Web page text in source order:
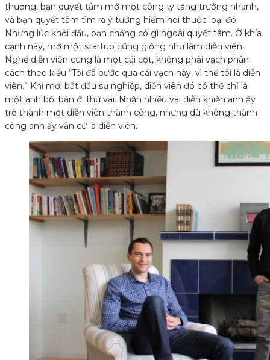
thường, bạn quyết tâm mở một công ty tăng trưởng nhanh,
và bạn quyết tâm tìm ra ý tưởng hiếm hoi thuộc loại đó.
Nhưng lúc khởi đầu, bạn chẳng có gì ngoài quyết tâm. Ở khía
cạnh này, mở một startup cũng giống như làm diễn viên.
Nghề diễn viên cũng là một cái cột, không phải vạch phân
cách theo kiểu “Tôi đã bước qua cái vạch này, vì thế tôi là diễn
viên.” Khi mới bắt đầu sự nghiệp, diễn viên đó có thể chỉ là
một anh bồi bàn đi thử vai. Nhận nhiều vai diễn khiến anh ấy
trở thành một diễn viên thành công, nhưng dù không thành
công anh ấy vẫn cứ là diễn viên.